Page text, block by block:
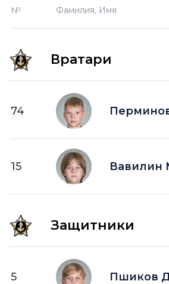
игрока на площадке
-2 —
игроков на площад
шайба забитая в
игрока на площадке
+2 — шайба забитая в
шайба забитая в пустые
№ Фамилия, Имя
Вратари
74
15 Вавилин
Защитники
5 Пшиков